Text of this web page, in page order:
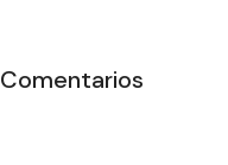
Comentarios